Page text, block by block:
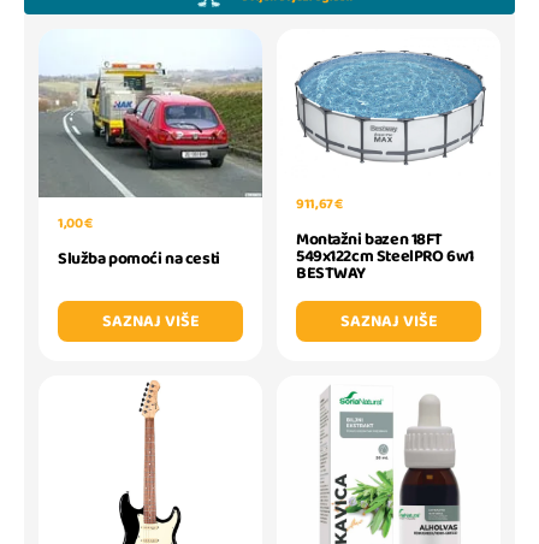
1,00 €
Služba pomoći na cesti
SAZNAJ VIŠE
911,67 €
Montažni bazen 18FT
549x122cm SteelPRO 6w1
BESTWAY
SAZNAJ VIŠE